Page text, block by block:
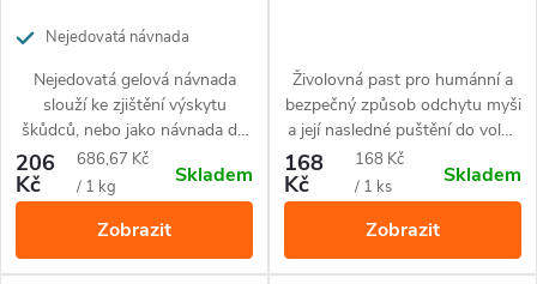
Nejedovatá návnada
Nejedovatá gelová návnada
slouží ke zjištění výskytu
škůdců, nebo jako návnada do
pasti.
206
Kč
Měrná
cena:
686,67 Kč
/ 1 kg
Skladem
Zobrazit
Živolovná past pro humánní a
bezpečný způsob odchytu myši
a její nasledné puštění do volné
přírody.
168
Kč
Měrná
cena:
168 Kč
/ 1 ks
Skladem
Zobrazit